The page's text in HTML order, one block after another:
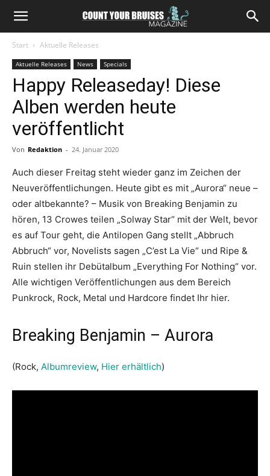
Start Aktuelle Releases
Aktuelle Releases News Specials
Happy Releaseday! Diese
Alben werden heute
veröffentlicht
Von Redaktion - 24. Januar 2020
Auch dieser Freitag steht wieder ganz im Zeichen der
Neuveröffentlichungen. Heute gibt es mit „Aurora“ neue –
oder altbekannte? – Musik von Breaking Benjamin zu
hören, 13 Crowes teilen „Solway Star“ mit der Welt, bevor
es auf Tour geht, die Antilopen Gang stellt „Abbruch
Abbruch“ vor, Novelists sagen „C’est La Vie“ und Ripe &
Ruin stellen ihr Debütalbum „Everything For Nothing“ vor.
Alle wichtigen Veröffentlichungen aus dem Bereich
Punkrock, Rock, Metal und Hardcore findet Ihr hier.
Breaking Benjamin – Aurora
(Rock, Albumreview, Hier erhältlich)